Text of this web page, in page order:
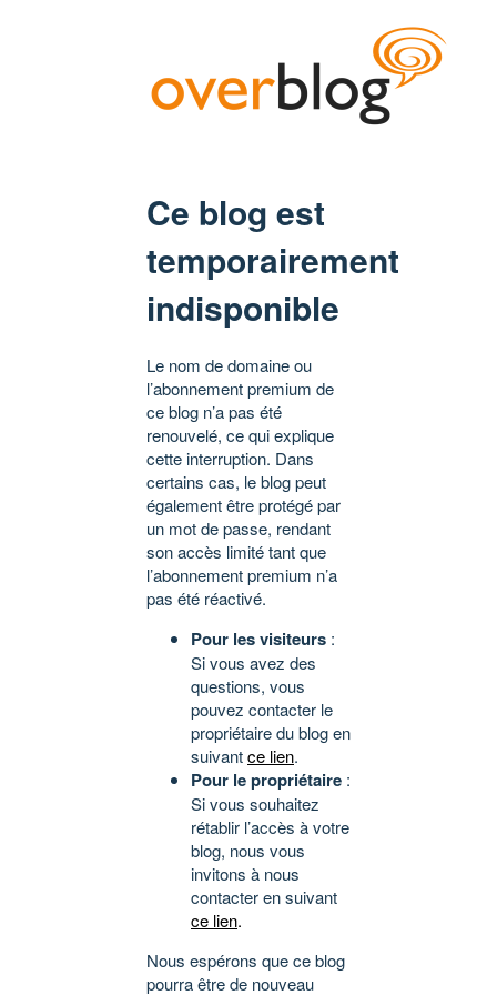
Ce blog est
temporairement
indisponible
Le nom de domaine ou
l’abonnement premium de
ce blog n’a pas été
renouvelé, ce qui explique
cette interruption. Dans
certains cas, le blog peut
également être protégé par
un mot de passe, rendant
son accès limité tant que
l’abonnement premium n’a
pas été réactivé.
Pour les visiteurs :
Si vous avez des
questions, vous
pouvez contacter le
propriétaire du blog en
suivantce lien.
Pour le propriétaire :
Si vous souhaitez
rétablir l’accès à votre
blog, nous vous
invitons à nous
contacter en suivant
ce lien.
Nous espérons que ce blog
pourra être de nouveau